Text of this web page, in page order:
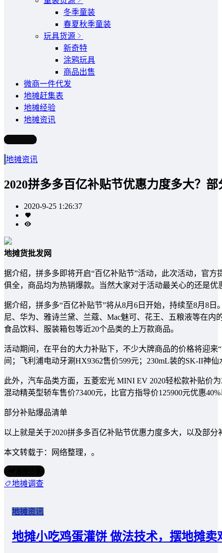
冬季童装
春夏秋季童装
玩具货源
新奇特
涂鸦玩具
商品出售
微商一件代发
地摊赶集表
地摊经验
地摊资讯
写文章
地摊资讯
2020拼多多百亿补贴节优惠力度多大？
2020-9-25 1:26:37
地摊货批发网
据介绍，拼多多即将开启“百亿补贴节”活动，此次活动，官
俱全，商品均为热销爆款。当然大家对于活动最关心的还是
据介绍，拼多多“百亿补贴节”将从8月6日开始，持续至8月8
尼、华为、雅诗兰黛、兰蔻、Mac魅可、花王、五粮液等在
食品饮料、服装箱包等近20个品类的上万款商品。
活动期间，在平台的大力补贴下，不少大牌商品的价格将迎来
间；飞利浦电动牙涮HX9362售价599元；230mL装的SK-II神
此外，汽车品类方面，五菱宏光 MINI EV 2020轻松款补贴价
混动精英型轿车售价73400元，比官方指导价125900元优惠
部分补贴爆品清单
以上就是关于2020拼多多百亿补贴节优惠力度多大，以及部
本文转载于：网络整理，。
地摊调查
地摊资讯
地摊小吃鸡蛋灌饼 做法技术，摆地摊卖